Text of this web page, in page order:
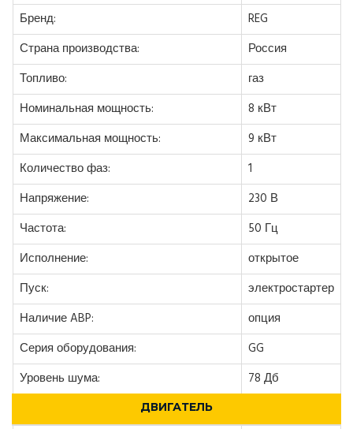
Бренд:
REG
Страна производства:
Россия
Топливо:
газ
Номинальная мощность:
8 кВт
Максимальная мощность:
9 кВт
Количество фаз:
1
Напряжение:
230 В
Частота:
50 Гц
Исполнение:
открытое
Пуск:
электростартер
Наличие ABP:
опция
Серия оборудования:
GG
Уровень шума:
78 Дб
ДВИГАТЕЛЬ